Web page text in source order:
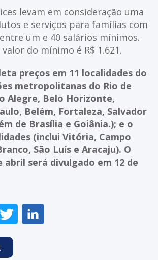
levam em consideração uma
e serviços para famílias com
um e 40 salários mínimos.
do mínimo é R$ 1.621.
preços em 11 localidades do
metropolitanas do Rio de
Alegre, Belo Horizonte,
Belém, Fortaleza, Salvador
de Brasília e Goiânia.); e o
(inclui Vitória, Campo
São Luís e Aracaju). O
abril será divulgado em 12 de
COMPARTILHAR
NO